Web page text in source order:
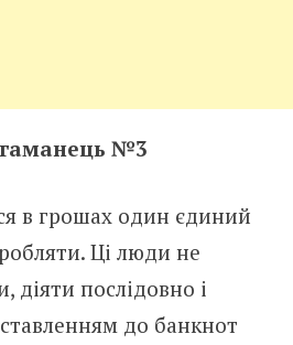
№3
в грошах один єдиний
Ці люди не
діяти послідовно і
до банкнот